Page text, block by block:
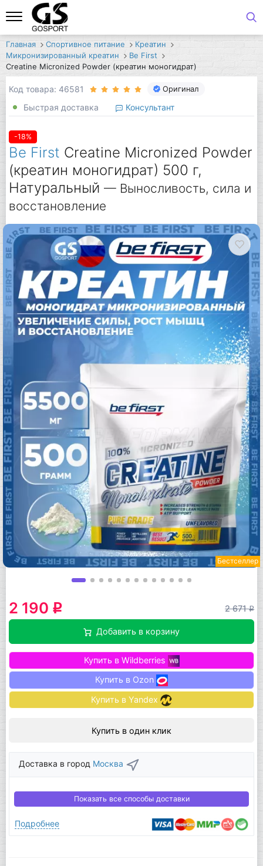
Главная Спортивное питание
Креатин
Микронизированный креатин
Be First
Creatine Micronized Powder (креатин моногидрат)
Код товара: 46581 Оригинал
Быстрая доставка Консультант
-18%
Be First Creatine Micronized Powder
(креатин моногидрат) 500 г,
Натуральный — Выносливость, сила и
восстановление
Бестселлер
2 190 q 2 671q
Добавить в корзину
Купить в Wildberries
Купить в Ozon
Купить в Yandex
Купить в один клик
Доставка в город Москва
Показать все способы доставки
Подробнее